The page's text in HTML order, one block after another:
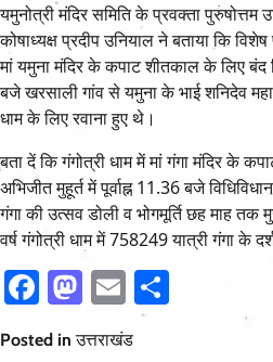
यमुनोत्री मंदिर समिति के प्रवक्ता
कोषाध्यक्ष प्रदीप उनियाल ने बताया कि
मां यमुना मंदिर के कपाट शीतकाल के लिए
बजे खरसाली गांव से यमुना के भाई शनिदेव
धाम के लिए रवाना हुए थे।
बता दें कि गंगोत्री धाम में मां गंगा मंदिर के
अभिजीत मुहूर्त में पूर्वाह्न 11.36 बजे
गंगा की उत्सव डोली व भोगमूर्ति छह माह तक
वर्ष गंगोत्री धाम में 758249 यात्री गंगा के
Facebook
Mastodon
Email
Posted inउत्तराखंड